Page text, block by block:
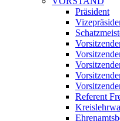
Präsident
Referent